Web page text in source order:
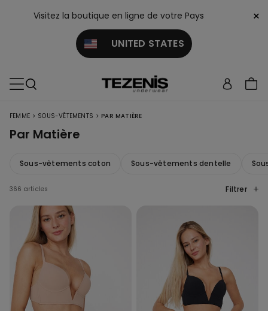
Visitez la boutique en ligne de votre Pays
UNITED STATES
×
FEMME > SOUS-VÊTEMENTS > PAR MATIÈRE
Par Matière
Sous-vêtements coton Sous-vêtements dentelle
366 articles Filtrer